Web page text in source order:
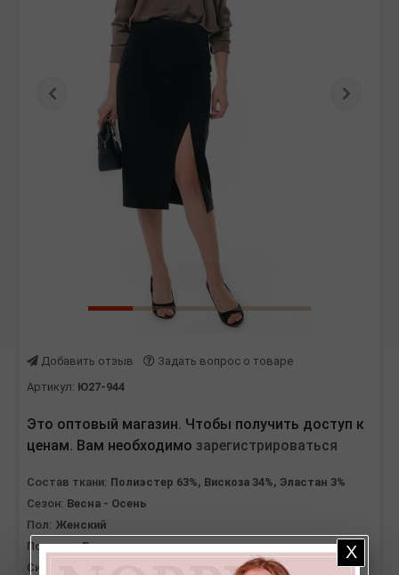
Предыдущая
Добавить отзыв
Задать вопрос о товаре
Артикул: Ю27-944
Это оптовый магазин. Чтобы получить доступ к
ценам. Вам необходимо зарегистрироваться
Состав ткани: Полиэстер 63%, Вискоза 34%, Эластан 3%
Сезон: Весна - Осень
Пол: Женский
Посадка: Высокая
Силуэт: